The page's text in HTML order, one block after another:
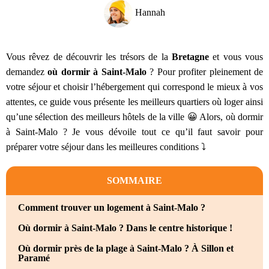
Hannah
Vous rêvez de découvrir les trésors de la Bretagneet vous vous
demandezoù dormir à Saint-Malo? Pour profiter pleinement de
votre séjour et choisir l’hébergement qui correspond le mieux à vos
attentes, ce guide vous présente les meilleurs quartiers où loger ainsi
qu’une sélection des meilleurs hôtels de la ville 😀 Alors, où dormir
à Saint-Malo ? Je vous dévoile tout ce qu’il faut savoir pour
préparer votre séjour dans les meilleures conditions ⤵️
SOMMAIRE
Comment trouver un logement à Saint-Malo ?
Où dormir à Saint-Malo ? Dans le centre historique !
Où dormir près de la plage à Saint-Malo ? À Sillon et
Paramé